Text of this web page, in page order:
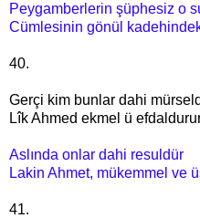
Peygamberlerin şüphesiz o
Cümlesinin gönül
40.
Gerçi kim bunlar dahi
Lîk Ahmed ekmel ü
Aslında onlar dahi resuldür
Lakin Ahmet, mükemmel ve
41.